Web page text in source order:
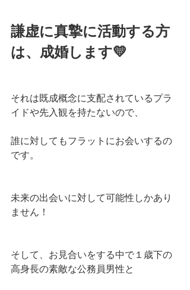
謙虚に真摯に活動する方
は、成婚します💛
それは既成概念に支配されているプラ
イドや先入観を持たないので、
誰に対してもフラットにお会いするの
です。
未来の出会いに対して可能性しかあり
ません！
そして、お見合いをする中で１歳下の
高身長の素敵な公務員男性と